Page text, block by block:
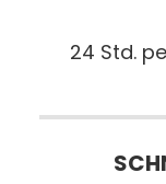
24 Std.